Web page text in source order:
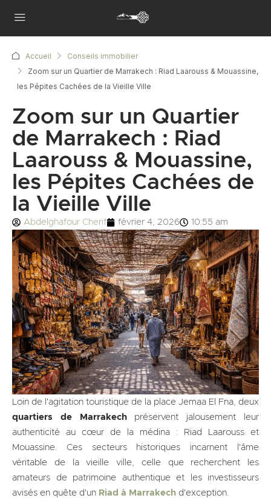
Accueil
Conseils immobilier
Zoom sur un Quartier de Marrakech : Riad Laarouss & Mouassine,
les Pépites Cachées de la Vieille Ville
Zoom sur un Quartier
de Marrakech : Riad
Laarouss & Mouassine,
les Pépites Cachées de
la Vieille Ville
Abdelghafour Cherif février 4, 2026 10:55 am
Loin de l'agitation touristique de la place Jemaa El Fna, deux
quartiers de Marrakechpréservent jalousement leur
authenticité au cœur de la médina : Riad Laarouss et
Mouassine. Ces secteurs historiques incarnent l'âme
véritable de la vieille ville, celle que recherchent les
amateurs de patrimoine authentique et les investisseurs
avisés en quête d'un Riad à Marrakech d'exception.